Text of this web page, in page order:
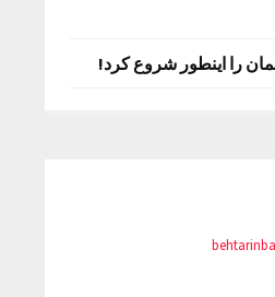
را اینطور شروع کرد!